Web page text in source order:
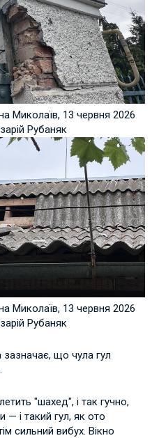
Миколаїв, 13 червня 2026
Рубаняк
Миколаїв, 13 червня 2026
Рубаняк
зазначає, що чула гул
"шахед", і так гучно,
— і такий гул, як ото
сильний вибух. Вікно